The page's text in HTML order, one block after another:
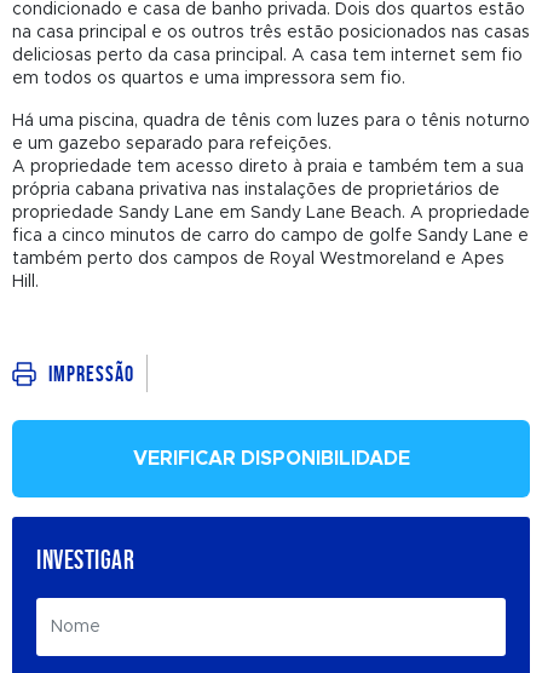
condicionado e casa de banho privada. Dois dos quartos estão
na casa principal e os outros três estão posicionados nas casas
deliciosas perto da casa principal. A casa tem internet sem fio
em todos os quartos e uma impressora sem fio.
Há uma piscina, quadra de tênis com luzes para o tênis noturno
e um gazebo separado para refeições.
A propriedade tem acesso direto à praia e também tem a sua
própria cabana privativa nas instalações de proprietários de
propriedade Sandy Lane em Sandy Lane Beach. A propriedade
fica a cinco minutos de carro do campo de golfe Sandy Lane e
também perto dos campos de Royal Westmoreland e Apes
Hill.
Impressão
VERIFICAR DISPONIBILIDADE
INVESTIGAR